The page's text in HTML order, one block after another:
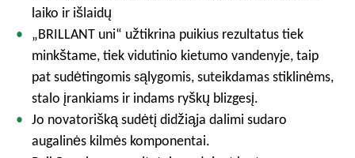
laiko ir išlaidų
„BRILLANT uni“ užtikrina puikius rezultatus tiek
minkštame, tiek vidutinio kietumo vandenyje, taip
pat sudėtingomis sąlygomis, suteikdamas stiklinėms,
stalo įrankiams ir indams ryškų blizgesį.
Jo novatorišką sudėtį didžiąja dalimi sudaro
augalinės kilmės komponentai.